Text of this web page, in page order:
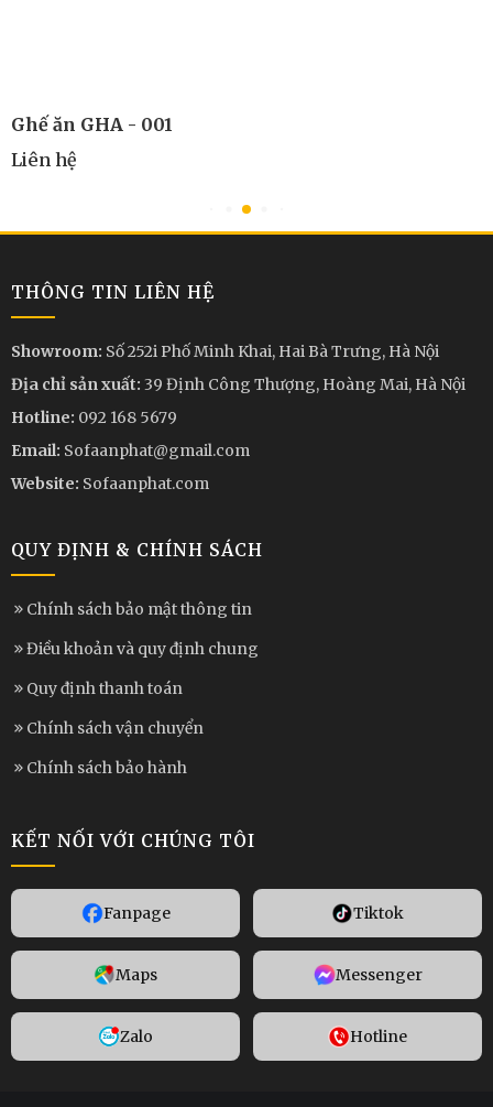
Ghế ăn GHA - 001
Liên hệ
THÔNG TIN LIÊN HỆ
Showroom: Số 252i Phố Minh Khai, Hai Bà Trưng, Hà Nội
Địa chỉ sản xuất: 39 Định Công Thượng, Hoàng Mai, Hà Nội
Hotline: 092 168 5679
Email: Sofaanphat@gmail.com
Website: Sofaanphat.com
QUY ĐỊNH & CHÍNH SÁCH
Chính sách bảo mật thông tin
Điều khoản và quy định chung
Quy định thanh toán
Chính sách vận chuyển
Chính sách bảo hành
KẾT NỐI VỚI CHÚNG TÔI
Fanpage Tiktok
Maps Messenger
Zalo Hotline